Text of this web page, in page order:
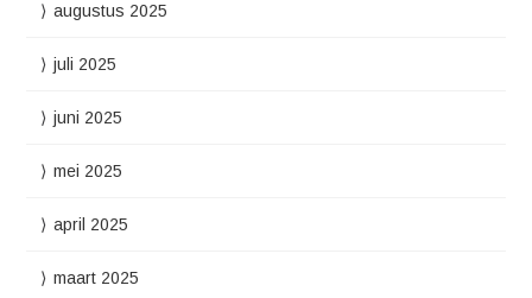
augustus 2025
juli 2025
juni 2025
mei 2025
april 2025
maart 2025